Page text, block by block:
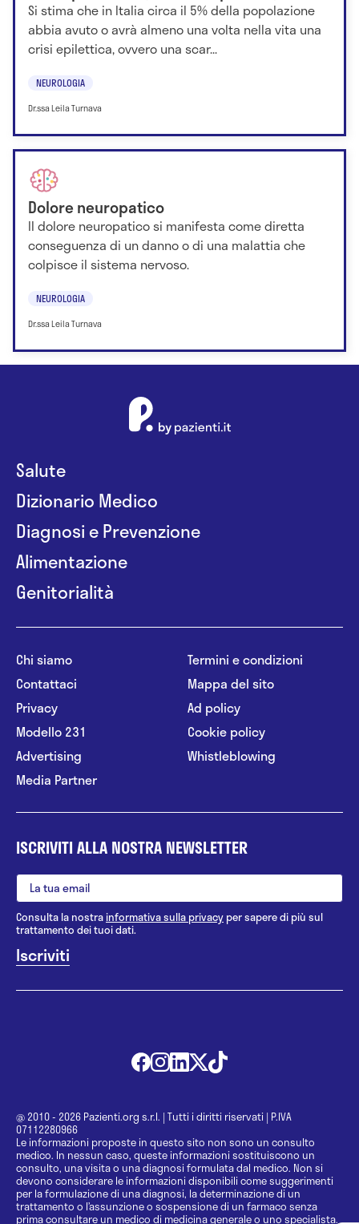
Si stima che in Italia circa il 5% della popolazione
abbia avuto o avrà almeno una volta nella vita una
crisi epilettica, ovvero una scar...
NEUROLOGIA
Dr.ssa Leila Turnava
Dolore neuropatico
Il dolore neuropatico si manifesta come diretta
conseguenza di un danno o di una malattia che
colpisce il sistema nervoso.
NEUROLOGIA
Dr.ssa Leila Turnava
Salute
Dizionario Medico
Diagnosi e Prevenzione
Alimentazione
Genitorialità
Chi siamo
Contattaci
Privacy
Modello 231
Advertising
Media Partner
Termini e condizioni
Mappa del sito
Ad policy
Cookie policy
Whistleblowing
ISCRIVITI ALLA NOSTRA NEWSLETTER
Consulta la nostrainformativa sulla privacy per sapere di più sul
trattamento dei tuoi dati.
@ 2010 - 2026 Pazienti.org s.r.l. | Tutti i diritti riservati | P.IVA
07112280966
Le informazioni proposte in questo sito non sono un consulto
medico. In nessun caso, queste informazioni sostituiscono un
consulto, una visita o una diagnosi formulata dal medico. Non si
devono considerare le informazioni disponibili come suggerimenti
per la formulazione di una diagnosi, la determinazione di un
trattamento o l’assunzione o sospensione di un farmaco senza
prima consultare un medico di medicina generale o uno specialista.